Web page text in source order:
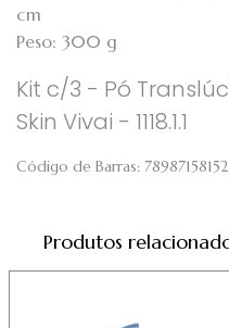
cm
Peso: 300 g
Kit c/3 - Pó
Skin Vivai - 1118.1.1
Código de Barras:
Produtos